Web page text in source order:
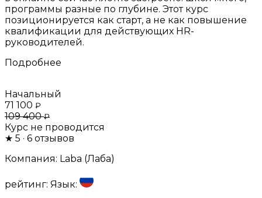
программы разные по глубине. Этот курс
позиционируется как старт, а не как повышение
квалификации для действующих HR-
руководителей.
Подробнее
Начальный
71 100 ₽
109 400₽
Курс не проводится
★ 5 · 6 отзывов
Компания: Laba (Лаба)
рейтинг: Язык: